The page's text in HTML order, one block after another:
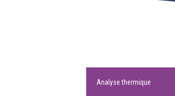
Analyse thermique